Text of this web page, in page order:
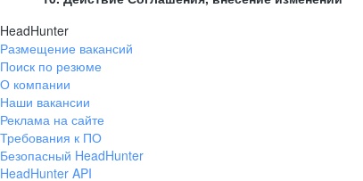
HeadHunter
Размещение вакансий
Поиск по резюме
О компании
Наши вакансии
Реклама на сайте
Требования к ПО
Безопасный HeadHunter
HeadHunter API